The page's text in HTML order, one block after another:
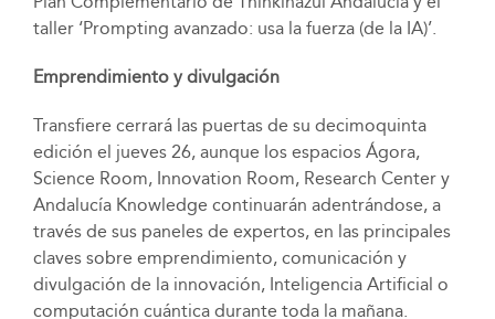
taller ‘Prompting avanzado: usa la fuerza (de la IA)’.
Emprendimiento y divulgación
Transfiere cerrará las puertas de su decimoquinta
edición el jueves 26, aunque los espacios Ágora,
Science Room, Innovation Room, Research Center y
Andalucía Knowledge continuarán adentrándose, a
través de sus paneles de expertos, en las principales
claves sobre emprendimiento, comunicación y
divulgación de la innovación, Inteligencia Artificial o
computación cuántica durante toda la mañana.